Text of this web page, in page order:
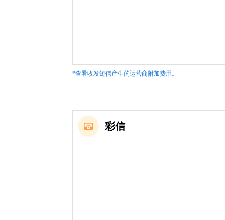
*查看收发短信产生的运营商附加费用。
彩信